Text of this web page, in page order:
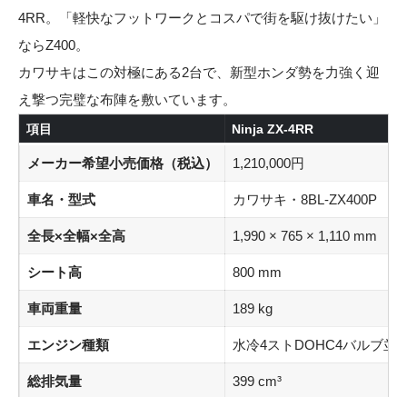
4RR。「軽快なフットワークとコスパで街を駆け抜けたい」
ならZ400。
カワサキはこの対極にある2台で、新型ホンダ勢を力強く迎
え撃つ完璧な布陣を敷いています。
項目 Ninja ZX-4RR
メーカー希望小売価格（税込） 1,210,000円
車名・型式 カワサキ・8BL-ZX400P
全長×全幅×全高 1,990 × 765 × 1,110 mm
シート高 800 mm
車両重量 189 kg
エンジン種類 水冷4ストDOHC4バルブ並
総排気量 399 cm³